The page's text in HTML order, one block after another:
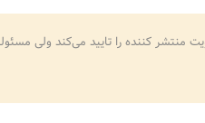
منتشر کننده را تایید می‌کند ولی